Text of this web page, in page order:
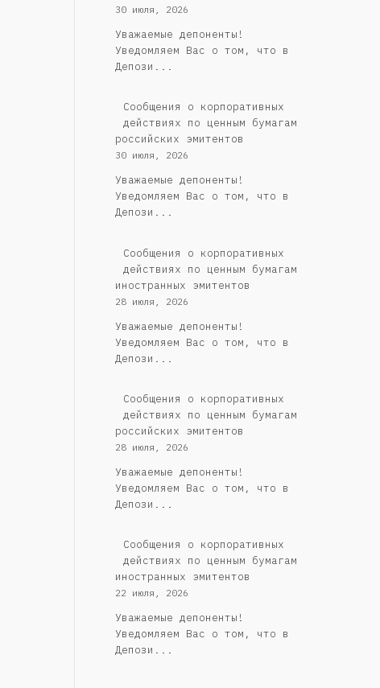
30 июля, 2026
Уважаемые депоненты!
Уведомляем Вас о том, что в
Депози...
Cообщения о корпоративных
действиях по ценным бумагам
российских эмитентов
30 июля, 2026
Уважаемые депоненты!
Уведомляем Вас о том, что в
Депози...
Сообщения о корпоративных
действиях по ценным бумагам
иностранных эмитентов
28 июля, 2026
Уважаемые депоненты!
Уведомляем Вас о том, что в
Депози...
Cообщения о корпоративных
действиях по ценным бумагам
российских эмитентов
28 июля, 2026
Уважаемые депоненты!
Уведомляем Вас о том, что в
Депози...
Сообщения о корпоративных
действиях по ценным бумагам
иностранных эмитентов
22 июля, 2026
Уважаемые депоненты!
Уведомляем Вас о том, что в
Депози...